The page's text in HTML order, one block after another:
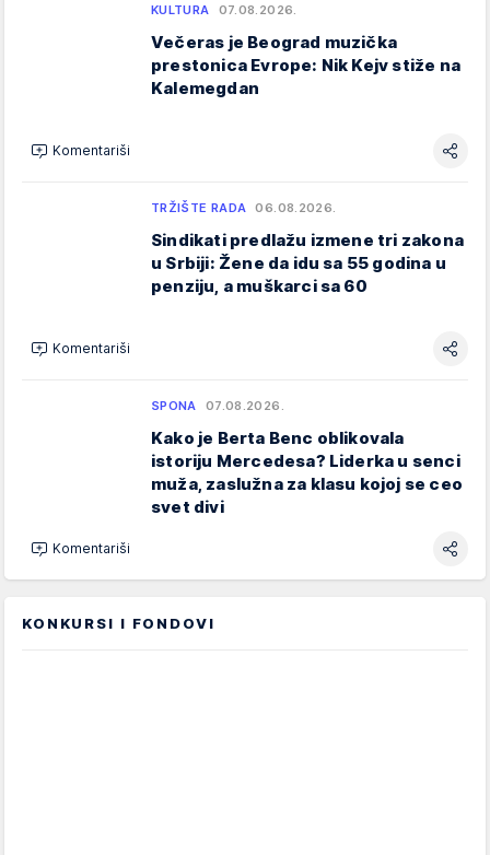
KULTURA 07.08.2026.
Večeras je Beograd muzička
prestonica Evrope: Nik Kejv stiže na
Kalemegdan
Komentariši
TRŽIŠTE RADA 06.08.2026.
Sindikati predlažu izmene tri zakona
u Srbiji: Žene da idu sa 55 godina u
penziju, a muškarci sa 60
Komentariši
SPONA 07.08.2026.
Kako je Berta Benc oblikovala
istoriju Mercedesa? Liderka u senci
muža, zaslužna za klasu kojoj se ceo
svet divi
Komentariši
KONKURSI I FONDOVI